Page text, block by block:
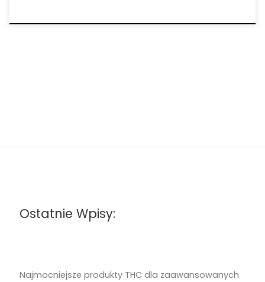
Ostatnie Wpisy:
Najmocniejsze produkty THC dla zaawansowanych